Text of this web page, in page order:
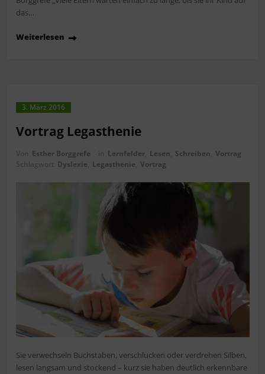
das…
Weiterlesen
3. März 2016
Vortrag Legasthenie
Esther Borggrefe Lernfelder, Lesen Schreiben Vortrag
Dyslexie Legasthenie Vortrag
Sie verwechseln Buchstaben, verschlucken oder verdrehen Silben,
lesen langsam und stockend – kurz sie haben deutlich erkennbare